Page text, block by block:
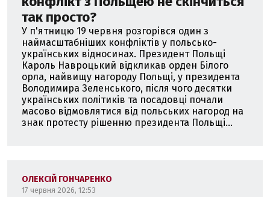
так просто?
У п'ятницю 19 червня розгорівся один з
наймасштабніших конфліктів у польсько-
українських відносинах. Президент Польщі
Кароль Навроцький відкликав орден Білого
орла, найвищу нагороду Польщі, у президента
Володимира Зеленського, після чого десятки
українських політиків та посадовці почали
масово відмовлятися від польських нагород на
знак протесту рішенню президента Польщі...
ОЛЕКСІЙ ГОНЧАРЕНКО
17 червня 2026, 12:53